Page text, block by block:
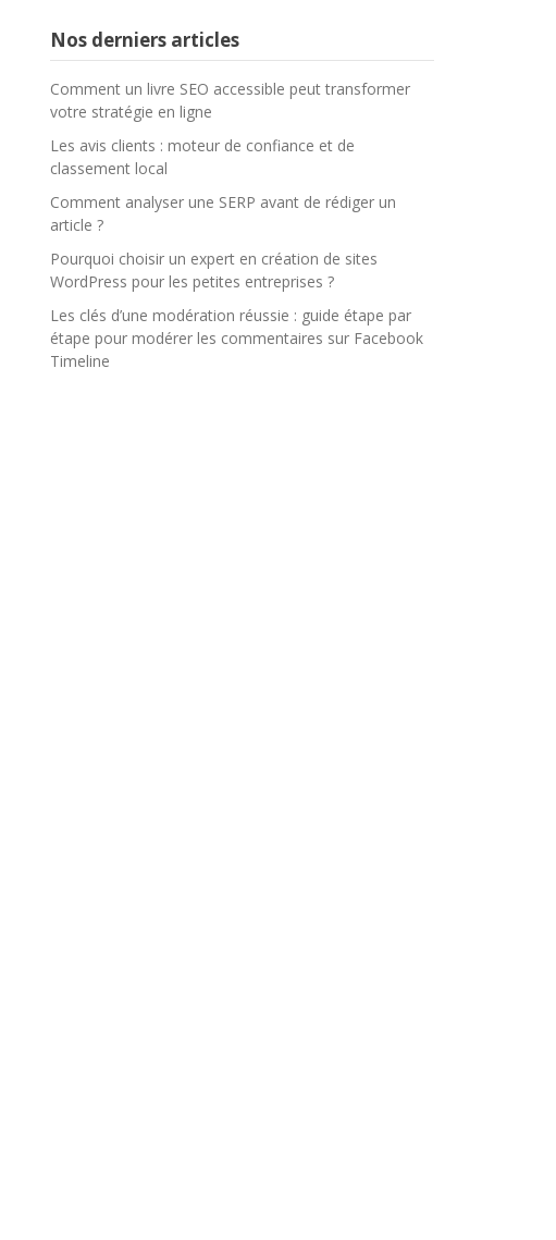
Nos derniers articles
Comment un livre SEO accessible peut transformer
votre stratégie en ligne
Les avis clients : moteur de confiance et de
classement local
Comment analyser une SERP avant de rédiger un
article ?
Pourquoi choisir un expert en création de sites
WordPress pour les petites entreprises ?
Les clés d’une modération réussie : guide étape par
étape pour modérer les commentaires sur Facebook
Timeline